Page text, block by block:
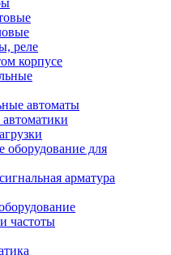
реле
корпусе
автоматы
оборудование для
арматура
частоты